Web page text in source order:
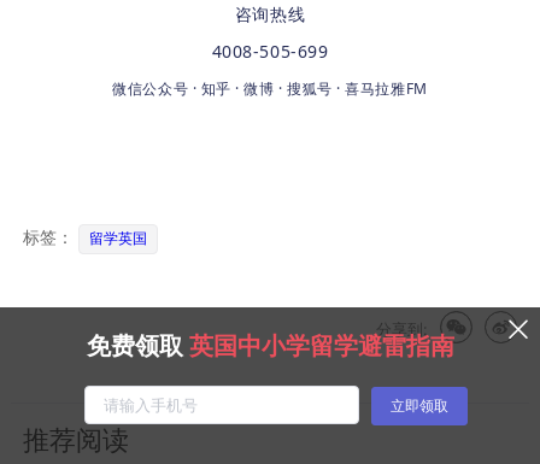
咨询热线
4008-505-699
微信公众号 · 知乎 · 微博 · 搜狐号 · 喜马拉雅FM
标签： 留学英国
分享到:
推荐阅读
免费领取 英国中小学留学避雷指南
立即领取